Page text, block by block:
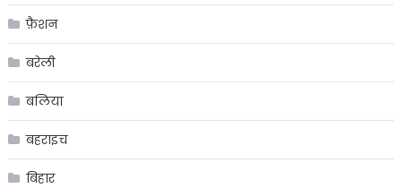
फ़ैशन
बरेली
बलिया
बहराइच
बिहार